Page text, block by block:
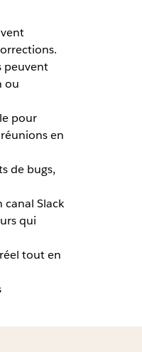
peuvent
ou
pour
en
de bugs,
Slack
qui
tout en